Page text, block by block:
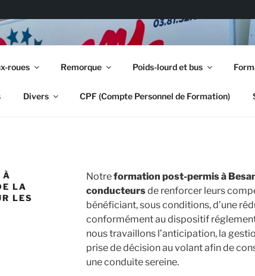
PERSONENI
roues Remorque Poids-lourd et bus
Divers CPF (Compte Personnel de Formation)
À
LA
LES
Notreformation post-permis à
conducteursde renforcer leurs
bénéficiant, sous conditions, d’une
conformément au dispositif
nous travaillons l’anticipation, la
prise de décision au volant afin de
une conduite sereine.